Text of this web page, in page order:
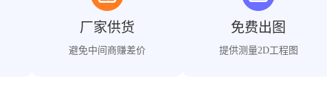
厂家供货
避免中间商赚差价
免费出图
提供测量2D工程图